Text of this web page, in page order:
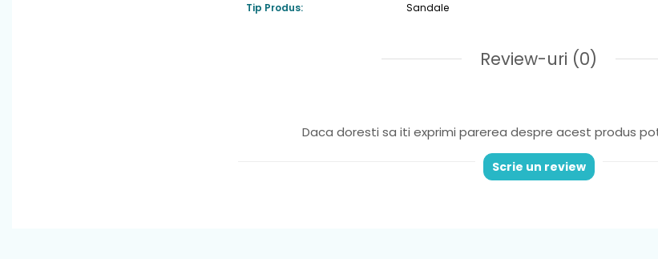
: cu un design in continua
asigura ca cei mici dezvolta un mers sanatos si natural si se
copilului tău cresc.
: moale,flexibila si rezistenta la alunecare, îi permite
meargă cu încredere datorită stabilității, astfel nu exista riscul
Tip Produs:
Sandale
Review-uri (0)
Daca doresti sa iti exprimi parerea despre acest produs
Scrie un review